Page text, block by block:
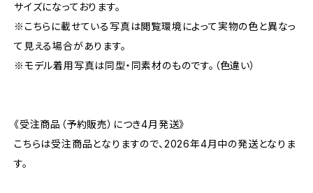
サイズになっております。
※こちらに載せている写真は閲覧環境によって実物の色と異なっ
て見える場合があります。
※モデル着用写真は同型・同素材のものです。（色違い）
《受注商品（予約販売）につき4月発送》
こちらは受注商品となりますので、2026年4月中の発送となりま
す。